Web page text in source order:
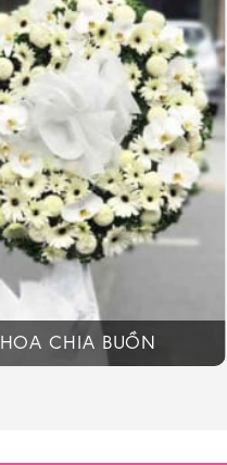
HOA CHIA BUỒN